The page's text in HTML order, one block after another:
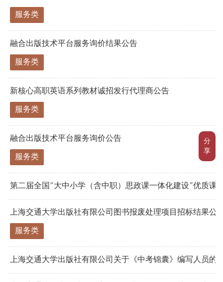
分
享
服务类
融合出版技术平台服务询价结果公告
服务类
新核心高职英语系列教材诚招发行代理商公告
服务类
融合出版技术平台服务询价公告
服务类
第二届全国“大中小学（含中职）思政课一体化建设”优质课
上海交通大学出版社有限公司图书报废处理项目招标结果公
服务类
上海交通大学出版社有限公司关于《中考锦囊》编写人员的